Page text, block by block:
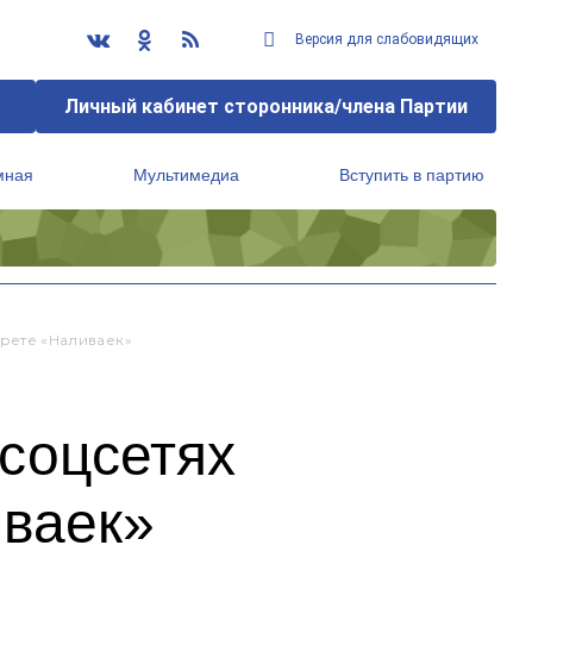
Версия для слабовидящих
Личный кабинет сторонника/члена Партии
Мультимедиа Вступить в партию
«наливаек»